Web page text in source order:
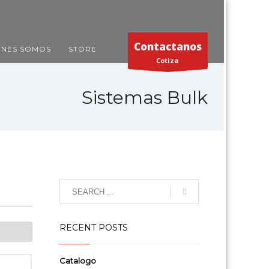
SOMOS STORE Contactanos
Cotiza
Sistemas Bulk
RECENT POSTS
Catalogo